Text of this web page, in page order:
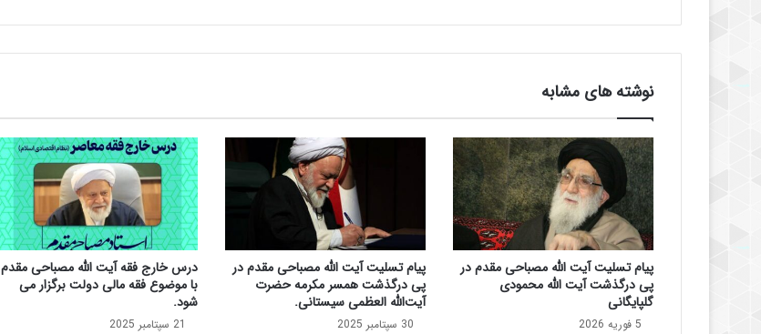
ا
ا
ح
ی‌
م
ق
د
م
:
م
ج
ل
س
م
۸
۰
د
ر
ص
د
ق
ت
ص
ا
نوشته های مشابه
پیام تسلیت آیت الله مصباحی مقدم در
پی درگذشت آیت الله محمودی
گلپایگانی
5 فوریه 2026
پیام تسلیت آیت الله مصباحی مقدم در
پی درگذشت همسر مکرمه حضرت
آیت‌الله العظمی سیستانی.
30 سپتامبر 2025
درس خارج فقه آیت الله مصباحی مقدم
با موضوع فقه مالی دولت برگزار می
شود.
21 سپتامبر 2025